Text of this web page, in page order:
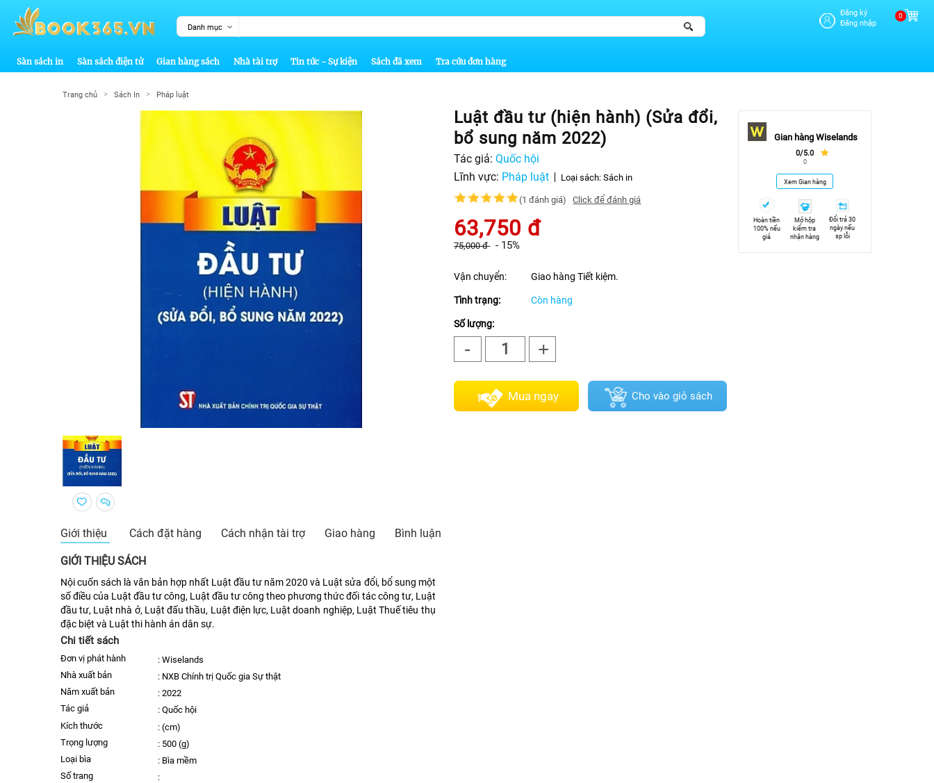
Danh mục
Đăng ký
Đăng nhập
0
Sàn sách in Sàn sách điện tử Gian hàng sách Nhà tài trợ Tin tức - Sự kiện Sách đã xem Tra cứu đơn hàng
Trang chủ > Sách In > Pháp luật
Luật đầu tư (hiện hành) (Sửa đổi,
bổ sung năm 2022)
Tác giả:Quốc hội
Lĩnh vực: Pháp luật Loại sách:Sách in
(1 đánh giá) Click để đánh giá
63,750 đ
75,000 đ - 15%
Vận chuyển: Giao hàng Tiết kiệm.
Tình trạng: Còn hàng
Số lượng:
- 1 +
Mua ngay Cho vào giỏ sách
Gian hàng Wiselands
0/5.0
0
Xem Gian hàng
Hoàn tiền
100% nếu
giả
Mở hộp
kiểm tra
nhận hàng
Đổi trả 30
ngày nếu
sp lỗi
Giới thiệu Cách đặt hàng Cách nhận tài trợ Giao hàng Bình luận
GIỚI THIỆU SÁCH
Nội cuốn sách là văn bản hợp nhất Luật đầu tư năm 2020 và Luật sửa đổi, bổ sung một
số điều của Luật đầu tư công, Luật đầu tư công theo phương thức đối tác công tư, Luật
đầu tư, Luật nhà ở, Luật đấu thầu, Luật điện lực, Luật doanh nghiệp, Luật Thuế tiêu thụ
đặc biệt và Luật thi hành án dân sự.
Chi tiết sách
Đơn vị phát hành : Wiselands
nhà xuất bản
: NXB Chính trị Quốc gia Sự thật
năm xuất bản
: 2022
Tác giả
: Quốc hội
kích thước
: (cm)
trọng lượng
: 500 (g)
Loại bìa
: Bìa mềm
số trang
: